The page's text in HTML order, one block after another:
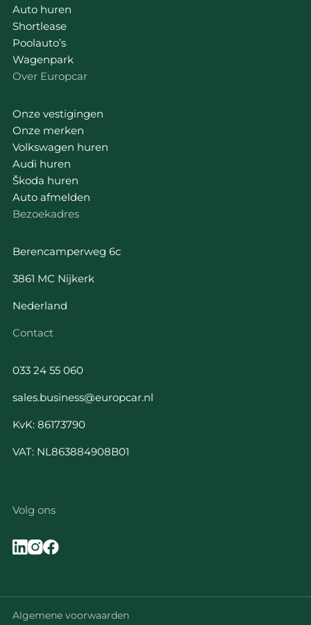
Auto huren
Shortlease
Poolauto’s
Wagenpark
Over Europcar
Onze vestigingen
Onze merken
Volkswagen huren
Audi huren
Škoda huren
Auto afmelden
Bezoekadres
Berencamperweg 6c
3861 MC Nijkerk
Nederland
Contact
033 24 55 060
sales.business@europcar.nl
KvK: 86173790
VAT: NL863884908B01
Volg ons
Algemene voorwaarden